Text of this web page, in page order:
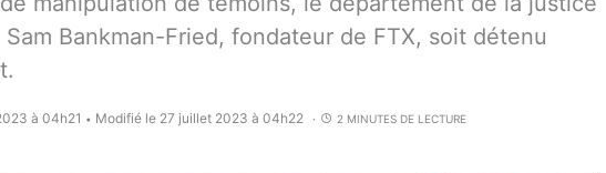
Bankman-Fried, fondateur de FTX, soit détenu
à 04h21 • Modifié le 27 juillet 2023 à 04h22 2 MINUTES DE LECTURE